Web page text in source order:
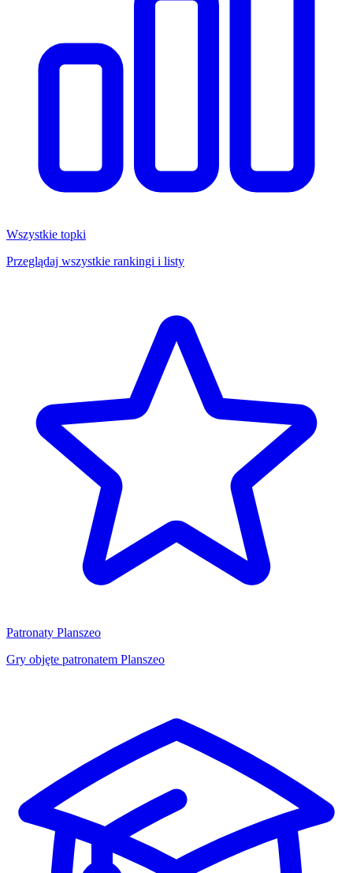
Wszystkie topki
Przeglądaj wszystkie rankingi i listy
Patronaty Planszeo
Gry objęte patronatem Planszeo